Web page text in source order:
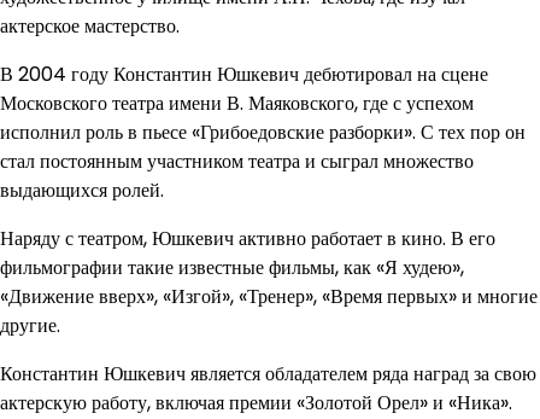
актерское мастерство.
В 2004 году Константин Юшкевич дебютировал на сцене
Московского театра имени В. Маяковского, где с успехом
исполнил роль в пьесе «Грибоедовские разборки». С тех пор он
стал постоянным участником театра и сыграл множество
выдающихся ролей.
Наряду с театром, Юшкевич активно работает в кино. В его
фильмографии такие известные фильмы, как «Я худею»,
«Движение вверх», «Изгой», «Тренер», «Время первых» и многие
другие.
Константин Юшкевич является обладателем ряда наград за свою
актерскую работу, включая премии «Золотой Орел» и «Ника».